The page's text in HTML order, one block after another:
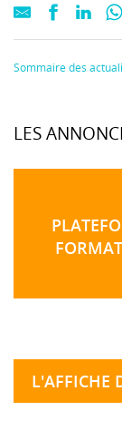
Sommaire des
LES
L'AFFICHE